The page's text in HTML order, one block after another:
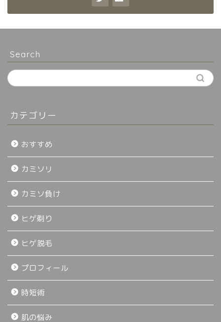
Search
カテゴリー
おすすめ
カミソリ
カミソ負け
ヒゲ剃り
ヒゲ脱毛
プロフィール
時短術
肌の悩み